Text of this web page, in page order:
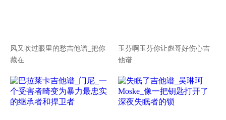
风又吹过眼里的愁吉他谱_把你
藏在
玉芬啊玉芬你让彪哥好伤心吉
他谱_